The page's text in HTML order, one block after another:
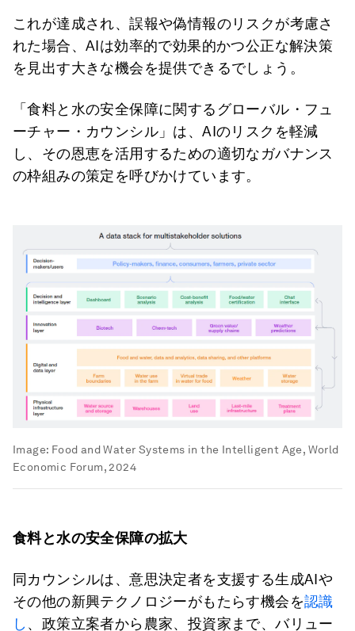
これが達成され、誤報や偽情報のリスクが考慮さ
れた場合、AIは効率的で効果的かつ公正な解決策
を見出す大きな機会を提供できるでしょう。
「食料と水の安全保障に関するグローバル・フュ
ーチャー・カウンシル」は、AIのリスクを軽減
し、その恩恵を活用するための適切なガバナンス
の枠組みの策定を呼びかけています。
Image: Food and Water Systems in the Intelligent Age, World
Economic Forum, 2024
食料と水の安全保障の拡大
同カウンシルは、意思決定者を支援する生成AIや
その他の新興テクノロジーがもたらす機会を認識
し 、政策立案者から農家、投資家まで、バリュー